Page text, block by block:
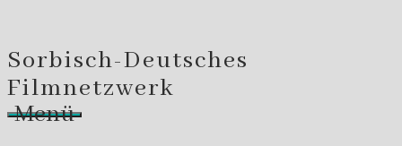
Sorbisch-Deutsches
Filmnetzwerk
Menü